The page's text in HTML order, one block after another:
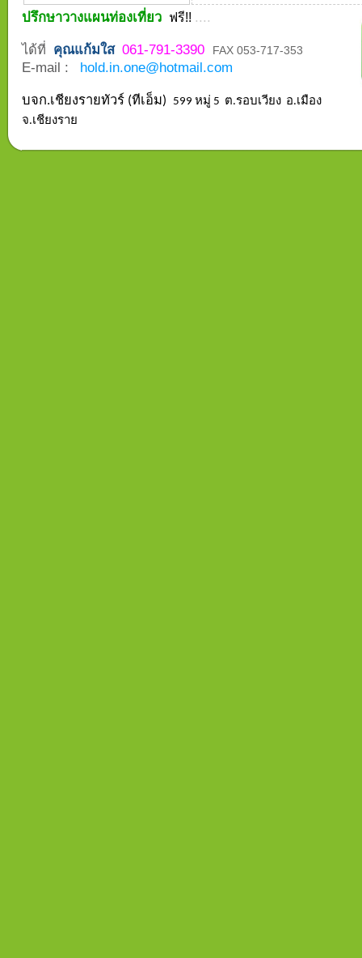
ปรึกษาวางแผนท่องเที่ยว ฟรี!! ....
ได้ที่ คุณแก้มใส 061-791-3390 FAX 053-717-353
E-mail : hold.in.one@hotmail.com
บจก.เชียงรายทัวร์ (ทีเอ็ม)
599 หมู่ 5 ต.รอบเวียง อ.เมือง
จ.เชียงราย